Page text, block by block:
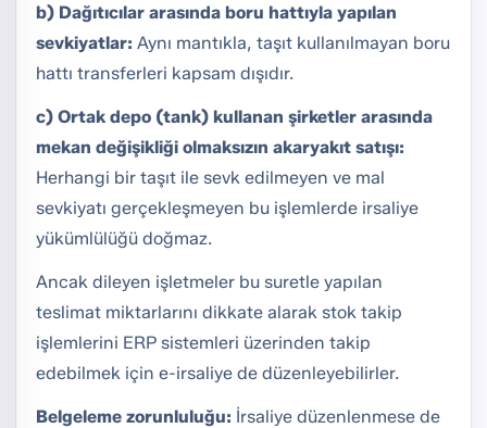
b) Dağıtıcılar arasında boru hattıyla yapılan
sevkiyatlar: Aynı mantıkla, taşıt kullanılmayan boru
hattı transferleri kapsam dışıdır.
c) Ortak depo (tank) kullanan şirketler arasında
mekan değişikliği olmaksızın akaryakıt satışı:
Herhangi bir taşıt ile sevk edilmeyen ve mal
sevkiyatı gerçekleşmeyen bu işlemlerde irsaliye
yükümlülüğü doğmaz.
Ancak dileyen işletmeler bu suretle yapılan
teslimat miktarlarını dikkate alarak stok takip
işlemlerini ERP sistemleri üzerinden takip
edebilmek için e-irsaliye de düzenleyebilirler.
Belgeleme zorunluluğu: İrsaliye düzenlenmese de